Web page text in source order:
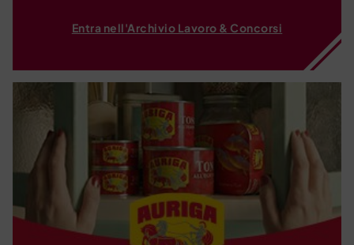
Entra nell'Archivio Lavoro & Concorsi